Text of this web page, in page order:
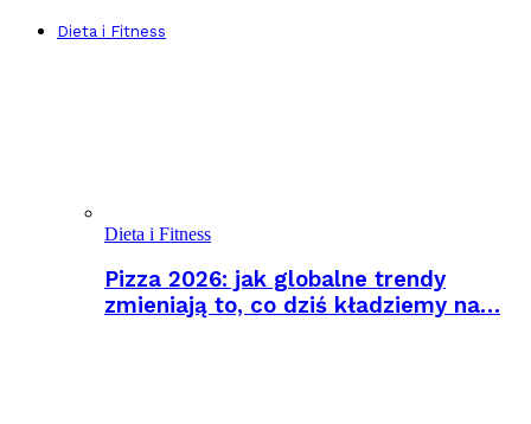
Dieta i Fitness
Dieta i Fitness
Pizza 2026: jak globalne trendy
zmieniają to, co dziś kładziemy na…